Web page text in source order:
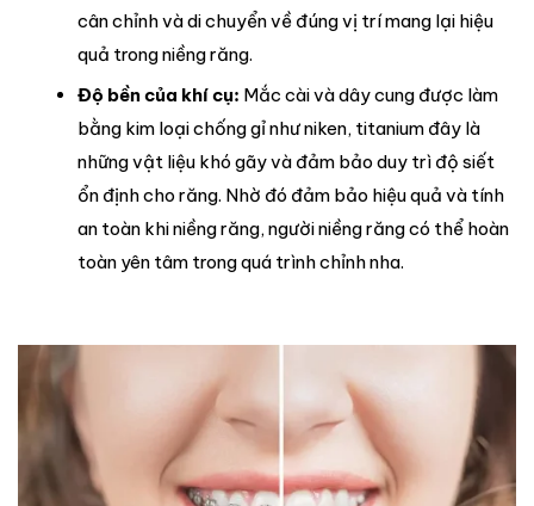
cân chỉnh và di chuyển về đúng vị trí mang lại hiệu
quả trong niềng răng.
Độ bền của khí cụ: Mắc cài và dây cung được làm
bằng kim loại chống gỉ như niken, titanium đây là
những vật liệu khó gãy và đảm bảo duy trì độ siết
ổn định cho răng. Nhờ đó đảm bảo hiệu quả và tính
an toàn khi niềng răng, người niềng răng có thể hoàn
toàn yên tâm trong quá trình chỉnh nha.